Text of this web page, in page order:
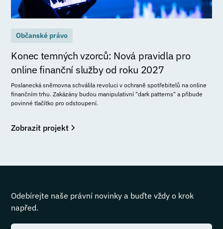
Občanské právo
Konec temných vzorců: Nová pravidla pro
online finanční služby od roku 2027
Poslanecká sněmovna schválila revoluci v ochraně spotřebitelů na online
finančním trhu. Zakázány budou manipulativní "dark patterns" a přibude
povinné tlačítko pro odstoupení.
Zobrazit projekt
Odebírejte naše právní novinky a buďte vždy o krok
napřed.